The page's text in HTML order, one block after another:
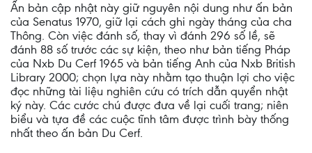
Ấn bản cập nhật này giữ nguyên nội dung như ấn bản
của Senatus 1970, giữ lại cách ghi ngày tháng của cha
Thông. Còn việc đánh số, thay vì đánh 296 số lề, sẽ
đánh 88 số trước các sự kiện, theo như bản tiếng Pháp
của Nxb Du Cerf 1965 và bản tiếng Anh của Nxb British
Library 2000; chọn lựa này nhằm tạo thuận lợi cho việc
đọc những tài liệu nghiên cứu có trích dẫn quyển nhật
ký này. Các cước chú được đưa về lại cuối trang; niên
biểu và tựa đề các cuộc tĩnh tâm được trình bày thống
nhất theo ấn bản Du Cerf.